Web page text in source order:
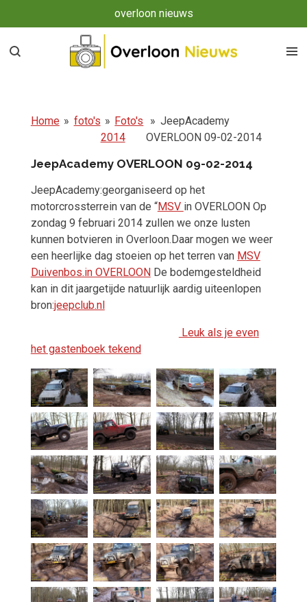
direct
naar
overloon nieuws
Home » foto's » Foto's
2014
» JeepAcademy
OVERLOON 09-02-2014
JeepAcademy OVERLOON 09-02-2014
JeepAcademy:georganiseerd op het
motorcrossterrein van de “MSV in OVERLOON Op
zondag 9 februari 2014 zullen we onze lusten
kunnen botvieren in Overloon.Daar mogen we weer
een heerlijke dag stoeien op het terren van MSV
Duivenbos.in OVERLOONDe bodemgesteldheid
kan in dit jaargetijde natuurlijk aardig uiteenlopen
bron:jeepclub.nl
Leuk als je even
het gastenboek tekend